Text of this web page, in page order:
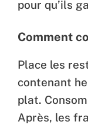
pour qu’ils
Comment
Place les
contenant
plat.
Après, les